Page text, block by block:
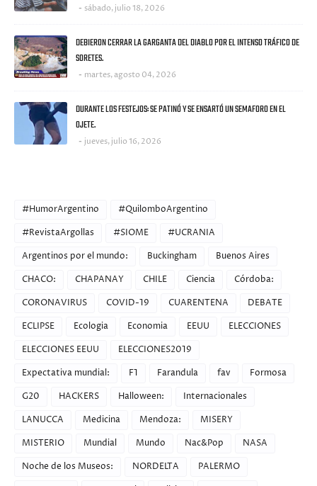
sábado, julio 18, 2026
DEBIERON CERRAR LA GARGANTA DEL DIABLO POR EL INTENSO TRÁFICO DE
SORETES.
martes, agosto 04, 2026
DURANTE LOS FESTEJOS: SE PATINÓ Y SE ENSARTÓ UN SEMAFORO EN EL
OJETE.
jueves, julio 16, 2026
#HumorArgentino
#QuilomboArgentino
#RevistaArgollas
#SIOME
#UCRANIA
Argentinos por el mundo:
Buckingham
Buenos Aires
CHACO:
CHAPANAY CHILE Ciencia
Córdoba:
CORONAVIRUS
COVID-19 CUARENTENA
DEBATE
ECLIPSE
Ecologia Economia EEUU
ELECCIONES
ELECCIONES EEUU
ELECCIONES2019
Expectativa mundial:
F1 Farandula fav
Formosa
G20
HACKERS Halloween:
Internacionales
LANUCCA
Medicina Mendoza:
MISERY
MISTERIO
Mundial Mundo Nac&Pop
NASA
Noche de los Museos:
NORDELTA
PALERMO